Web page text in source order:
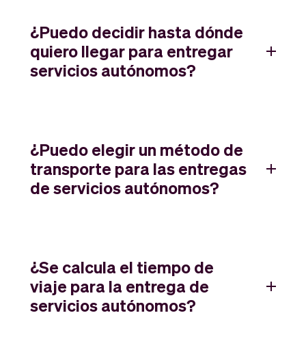
¿Puedo decidir hasta dónde
quiero llegar para entregar
servicios autónomos?
¿Puedo elegir un método de
transporte para las entregas
de servicios autónomos?
¿Se calcula el tiempo de
viaje para la entrega de
servicios autónomos?